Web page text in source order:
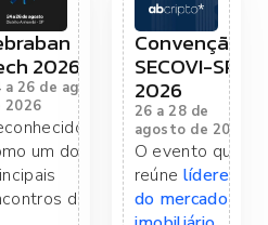
2026
a 26 de agosto
2026
um dos
de
Convenção
SECOVI-SP
2026
26 a 28 de
agosto de 2026
O evento que
reúne líderes
do mercado